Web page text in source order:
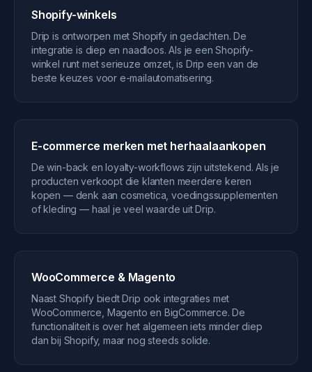
Shopify-winkels
Drip is ontworpen met Shopify in gedachten. De
integratie is diep en naadloos. Als je een Shopify-
winkel runt met serieuze omzet, is Drip een van de
beste keuzes voor e-mailautomatisering.
E-commerce merken met herhaalaankopen
De win-back en loyalty-workflows zijn uitstekend. Als je
producten verkoopt die klanten meerdere keren
kopen — denk aan cosmetica, voedingssupplementen
of kleding — haal je veel waarde uit Drip.
WooCommerce & Magento
Naast Shopify biedt Drip ook integraties met
WooCommerce, Magento en BigCommerce. De
functionaliteit is over het algemeen iets minder diep
dan bij Shopify, maar nog steeds solide.